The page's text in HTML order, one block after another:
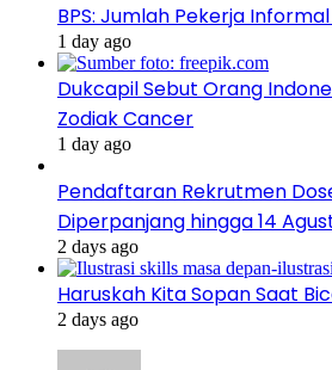
BPS: Jumlah Pekerja
1 day ago
Dukcapil Sebut Orang
Zodiak Cancer
1 day ago
Pendaftaran Rekrutmen
Diperpanjang hingga 14
2 days ago
Haruskah Kita Sopan Saat
2 days ago